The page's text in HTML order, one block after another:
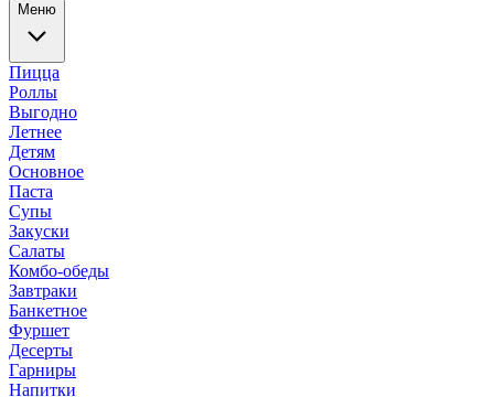
Меню
Пицца
Роллы
Выгодно
Летнее
Детям
Основное
Паста
Супы
Закуски
Салаты
Комбо-обеды
Завтраки
Банкетное
Фуршет
Десерты
Гарниры
Напитки